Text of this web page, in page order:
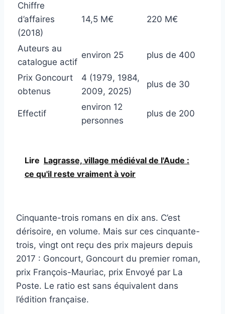
Chiffre
d’affaires
(2018)
14,5 M€ 220 M€
Auteurs au
catalogue actif
environ 25 plus de 400
Prix Goncourt
obtenus
4 (1979, 1984,
2009, 2025)
plus de 30
Effectif
environ 12
personnes
plus de 200
Lire Lagrasse, village médiéval de l'Aude :
ce qu'il reste vraiment à voir
Cinquante-trois romans en dix ans. C’est
dérisoire, en volume. Mais sur ces cinquante-
trois, vingt ont reçu des prix majeurs depuis
2017 : Goncourt, Goncourt du premier roman,
prix François-Mauriac, prix Envoyé par La
Poste. Le ratio est sans équivalent dans
l’édition française.